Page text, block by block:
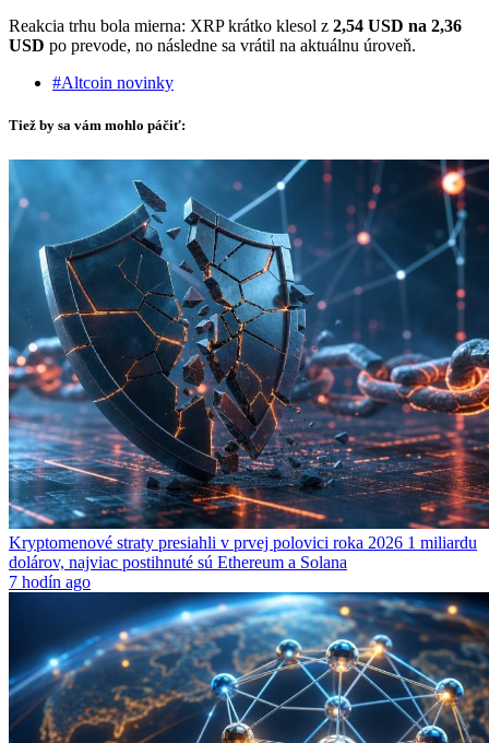
Reakcia trhu bola mierna: XRP krátko klesol z 2,54 USD na 2,36
USD po prevode, no následne sa vrátil na aktuálnu úroveň.
#Altcoin novinky
Tiež by sa vám mohlo páčiť:
Kryptomenové straty presiahli v prvej polovici roka 2026 1 miliardu
dolárov, najviac postihnuté sú Ethereum a Solana
7 hodín ago